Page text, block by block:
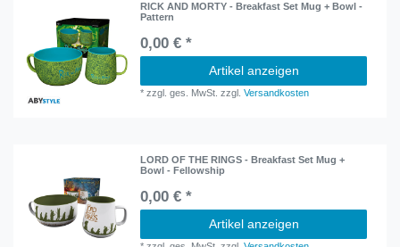
RICK AND MORTY - Breakfast Set Mug + Bowl -
Pattern
0,00 € *
Artikel anzeigen
*zzgl. ges. MwSt. zzgl.Versandkosten
LORD OF THE RINGS - Breakfast Set Mug +
Bowl - Fellowship
0,00 € *
Artikel anzeigen